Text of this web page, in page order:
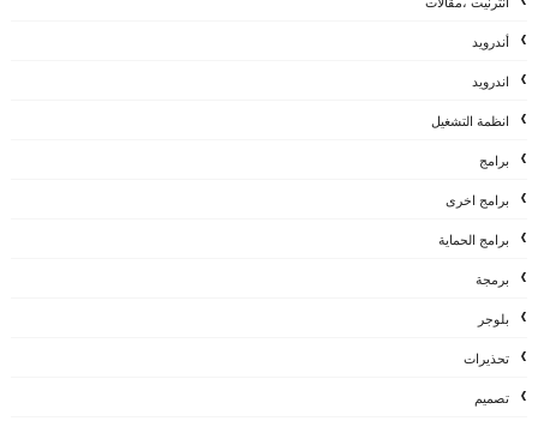
أندرويد
اندرويد
انظمة التشغيل
برامج
برامج اخرى
برامج الحماية
برمجة
بلوجر
تحذيرات
تصميم